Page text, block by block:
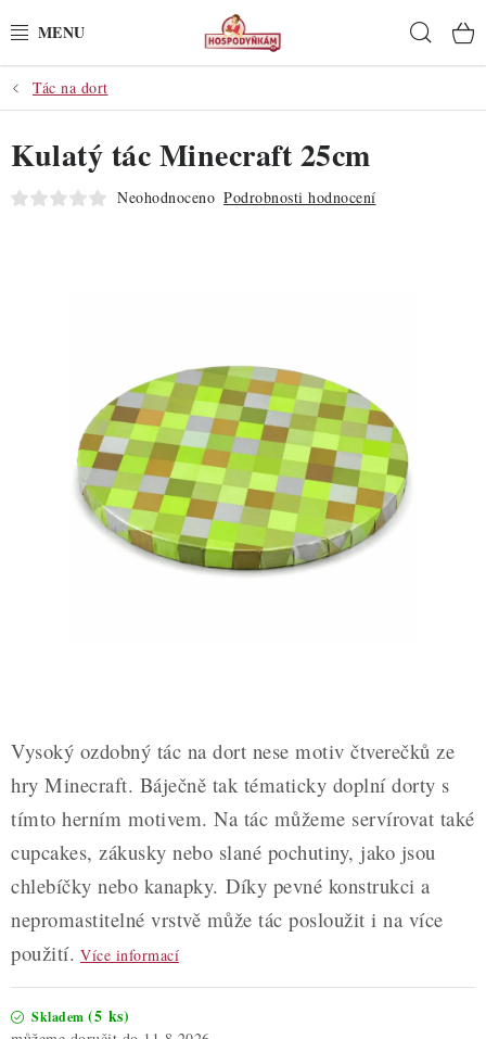
na
POTŘEBY
POMŮCKY
SUROVINY
POCHUTINY
ZDRAVÉ PEČENÍ
DÁRKOVÉ POUKAZY
ZNAČKY
Nepřevzetí zásilky na dobírku
Obchodní podmínky
Hodnocení obchodu
Blog
Moje objednávka
Podmínky ochrany osobních údajů
Tác na dort
Vysoký ozdobný tác na dort nese motiv čtverečků ze
hry Minecraft. Báječně tak tématicky doplní dorty s
tímto herním motivem. Na tác můžeme servírovat také
cupcakes, zákusky nebo slané pochutiny, jako jsou
chlebíčky nebo kanapky. Díky pevné konstrukci a
nepromastitelné vrstvě může tác posloužit i na více
použití. Více informací
Skladem (5 ks)
Kulatý tác Minecraft 25cm
Neohodnoceno Podrobnosti hodnocení